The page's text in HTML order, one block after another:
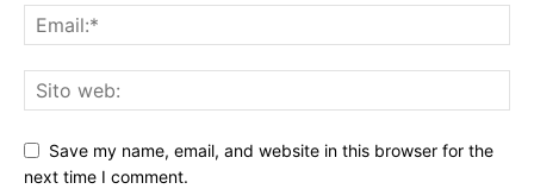
Save my name, email, and website in this browser for the
next time I comment.